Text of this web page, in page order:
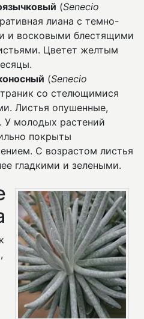
(Senecio
лиана с темно-
и восковыми блестящими
Цветет желтым
(Senecio
со стелющимися
Листья опушенные,
У молодых растений
покрыты
С возрастом листья
гладкими и зелеными.